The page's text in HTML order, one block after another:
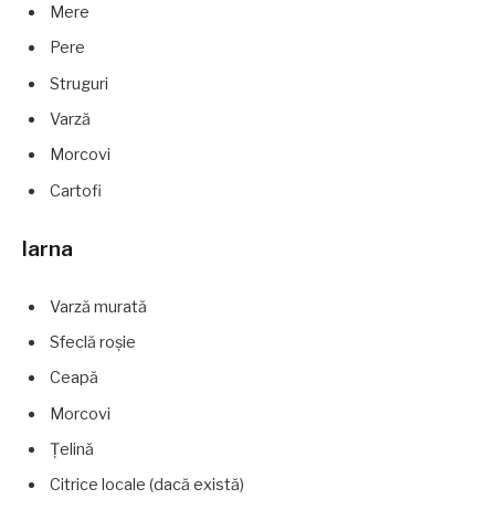
Mere
Pere
Struguri
Varză
Morcovi
Cartofi
Iarna
Varză murată
Sfeclă roșie
Ceapă
Morcovi
Țelină
Citrice locale (dacă există)